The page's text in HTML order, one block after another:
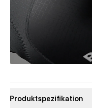
Produktspezifikation